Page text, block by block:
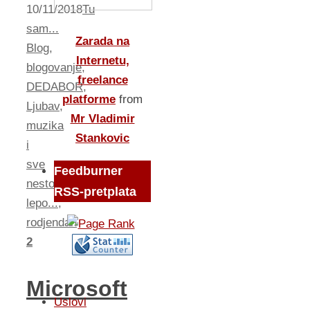
10/11/2018Tu
sam...
Blog,
blogovanje,
DEDABOR,
Ljubav,
muzika
i
sve
nesto
lepo...,
rodjendan
2
Microsoft
Zarada na
Internetu,
freelance
platforme from
Mr Vladimir
Stankovic
Feedburner
RSS-pretplata
Uslovi